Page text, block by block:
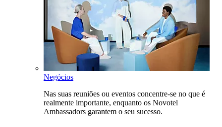
Negócios
Nas suas reuniões ou eventos concentre-se no que é
realmente importante, enquanto os Novotel
Ambassadors garantem o seu sucesso.